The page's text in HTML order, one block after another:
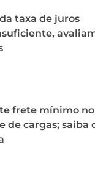
taxa de juros
frete mínimo no
de cargas; saiba